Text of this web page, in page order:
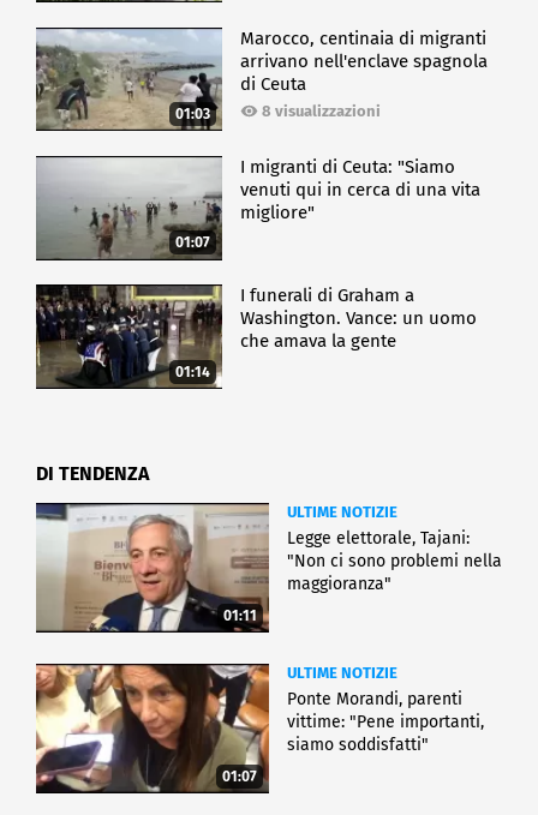
01:03
Marocco, centinaia di migranti
arrivano nell'enclave spagnola
di Ceuta
8 visualizzazioni
01:07
I migranti di Ceuta: "Siamo
venuti qui in cerca di una vita
migliore"
01:14
I funerali di Graham a
Washington. Vance: un uomo
che amava la gente
DI TENDENZA
01:11
ULTIME NOTIZIE
Legge elettorale, Tajani:
"Non ci sono problemi nella
maggioranza"
01:07
ULTIME NOTIZIE
Ponte Morandi, parenti
vittime: "Pene importanti,
siamo soddisfatti"